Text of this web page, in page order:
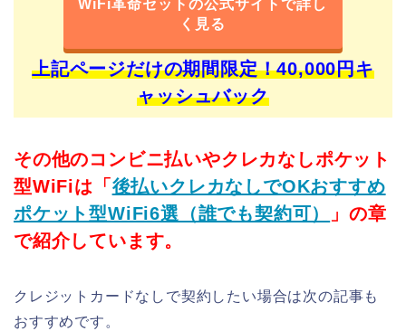
WiFi革命セットの公式サイトで詳し
く見る
上記ページだけの期間限定！40,000円キ
ャッシュバック
その他のコンビニ払いやクレカなしポケット
型WiFiは「 後払いクレカなしでOKおすすめ
ポケット型WiFi6選（誰でも契約可）
」の章
で紹介しています。
クレジットカードなしで契約したい場合は次の記事も
おすすめです。